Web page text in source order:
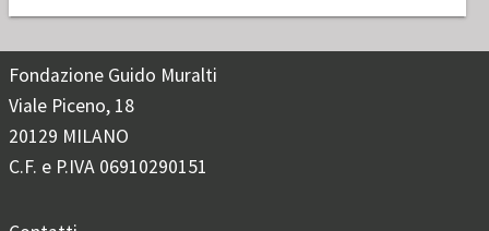
Fondazione Guido Muralti
Viale Piceno, 18
20129 MILANO
C.F. e P.IVA 06910290151